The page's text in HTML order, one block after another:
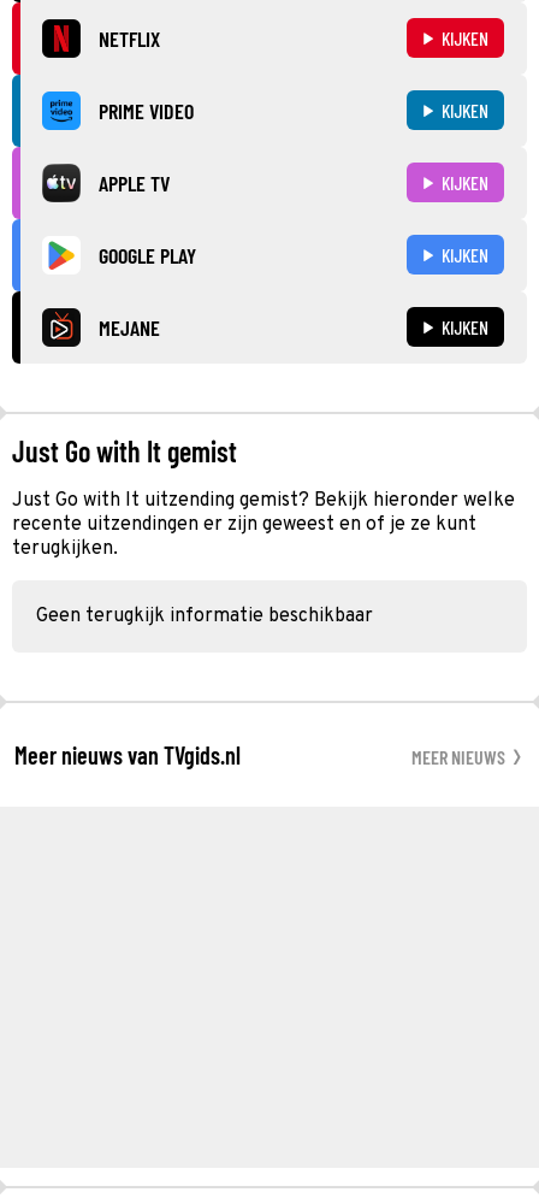
NETFLIX KIJKEN
PRIME VIDEO KIJKEN
APPLE TV KIJKEN
GOOGLE PLAY KIJKEN
MEJANE KIJKEN
Just Go with It gemist
Just Go with It uitzending gemist? Bekijk hieronder welke
recente uitzendingen er zijn geweest en of je ze kunt
terugkijken.
Geen terugkijk informatie beschikbaar
Meer nieuws van TVgids.nl MEER NIEUWS